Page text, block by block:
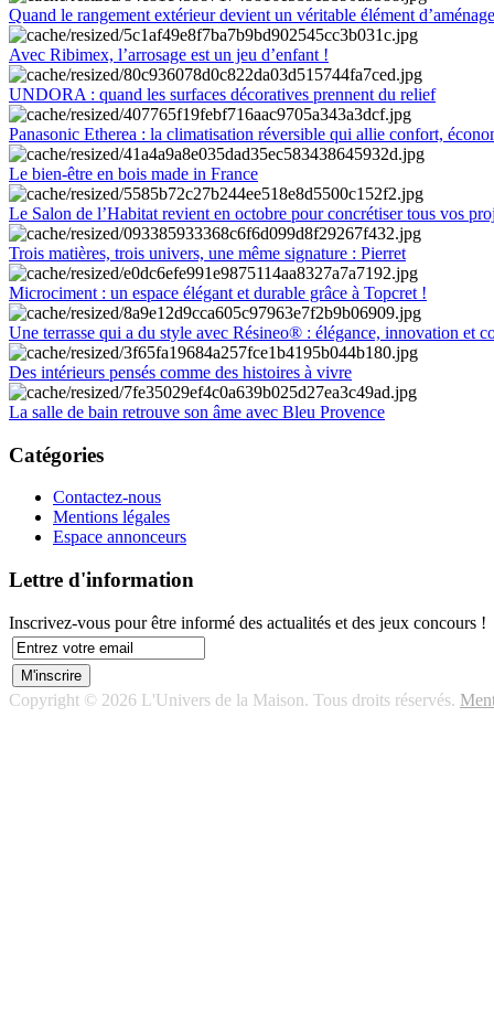
Quand le rangement extérieur devient un véritable élément
Avec Ribimex, l’arrosage est un jeu d’enfant !
UNDORA : quand les surfaces décoratives prennent du relief
Panasonic Etherea : la climatisation réversible qui allie confort,
Le bien-être en bois made in France
Le Salon de l’Habitat revient en octobre pour concrétiser tous vos
Trois matières, trois univers, une même signature : Pierret
Microciment : un espace élégant et durable grâce à Topcret !
Une terrasse qui a du style avec Résineo® : élégance, innovation et
Des intérieurs pensés comme des histoires à vivre
La salle de bain retrouve son âme avec Bleu Provence
Catégories
Contactez-nous
Mentions légales
Espace annonceurs
Lettre d'information
Inscrivez-vous pour être informé des actualités et des jeux concours !
Copyright © 2026 L'Univers de la Maison. Tous droits réservés.